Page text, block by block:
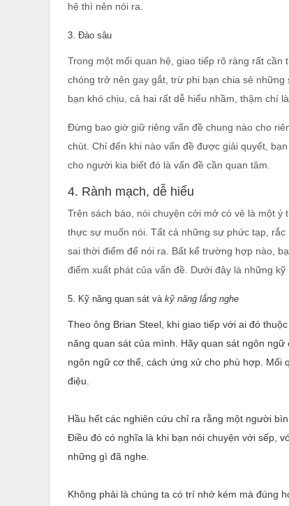
hệ thì nên nói ra.
3. Đào sâu
Trong một mối quan hệ, giao tiếp rõ ràng rất
chóng trở nên gay gắt, trừ phi bạn chia sẻ
bạn khó chịu, cả hai rất dễ hiểu nhầm, thậm chí
Đừng bao giờ giữ riêng vấn đề chung nào cho
chút. Chỉ đến khi nào vấn đề được giải quyết,
cho người kia biết đó là vấn đề cần quan tâm.
4. Rành mạch, dễ hiểu
Trên sách báo, nói chuyện cởi mở có vẻ là một
thực sự muốn nói. Tất cả những sự phức tạp,
sai thời điểm để nói ra. Bất kể trường hợp nào,
điểm xuất phát của vấn đề. Dưới đây là những
5. Kỹ năng quan sát và kỹ năng lắng nghe
Theo ông Brian Steel, khi giao tiếp với ai đó
năng quan sát của mình. Hãy quan sát ngôn
ngôn ngữ cơ thể, cách ứng xử cho phù hợp. Mối
điệu.
Hầu hết các nghiên cứu chỉ ra rằng một người
Điều đó có nghĩa là khi bạn nói chuyện với sếp,
những gì đã nghe.
Không phải là chúng ta có trí nhớ kém mà đúng